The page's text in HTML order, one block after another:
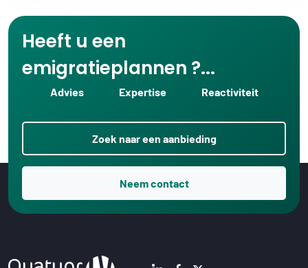
Heeft u een
emigratieplannen ?...
Advies Expertise Reactiviteit
Zoek naar een aanbieding
Neem contact